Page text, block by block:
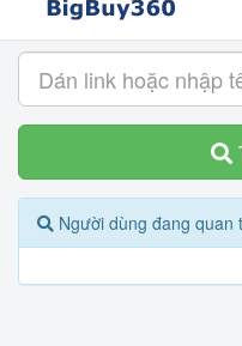
Người dùng đang quan